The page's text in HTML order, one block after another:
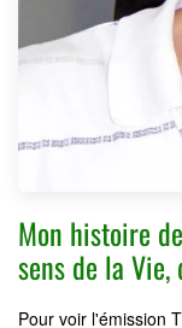
Mon histoire
sens de la
Pour voir l'émission